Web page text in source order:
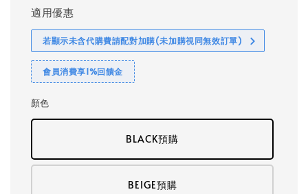
適用優惠
若顯示未含代購費請配對加購(未加購視同無效訂單)
會員消費享1%回饋金
顏色
BLACK預購
BEIGE預購